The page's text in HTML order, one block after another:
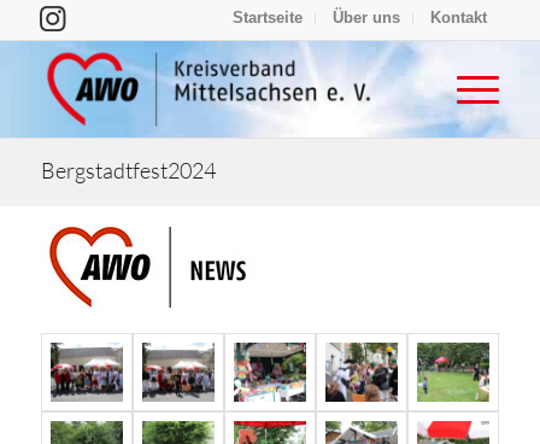
Startseite Über uns Kontakt
Bergstadtfest2024